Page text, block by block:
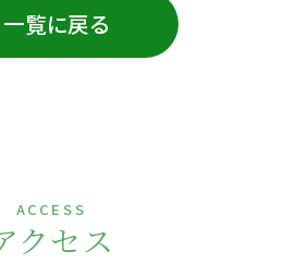
一覧に戻る
ACCESS
クセス